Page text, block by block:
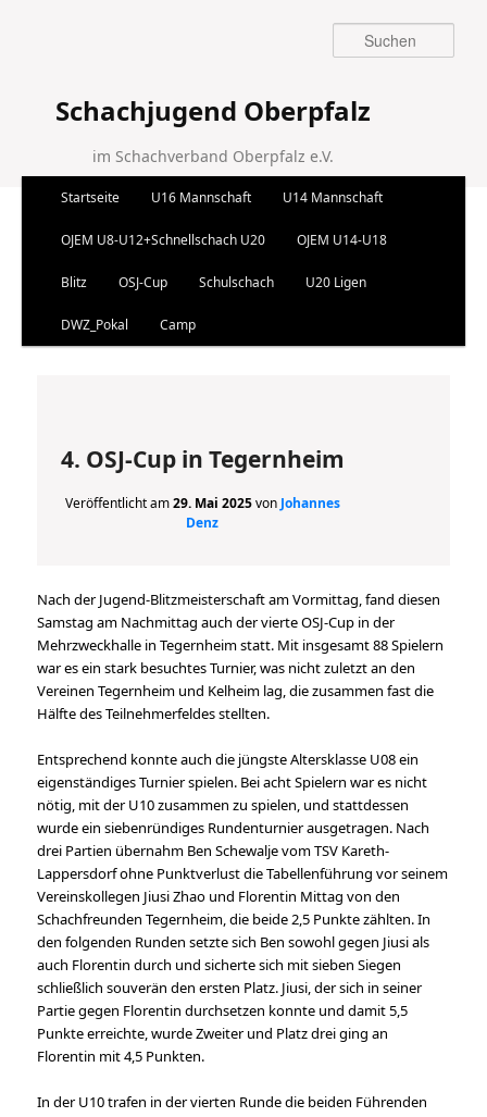
Schachjugend Oberpfalz
im Schachverband Oberpfalz e.V.
Suchen
Zum Inhalt wechseln
Zum sekundären Inhalt wechseln
Startseite U16 Mannschaft U14 Mannschaft
OJEM U8-U12+Schnellschach U20 OJEM U14-U18
Blitz OSJ-Cup Schulschach U20 Ligen
DWZ_Pokal Camp
4. OSJ-Cup in Tegernheim
Veröffentlicht am29. Mai 2025 von Johannes
Denz
Nach der Jugend-Blitzmeisterschaft am Vormittag, fand diesen
Samstag am Nachmittag auch der vierte OSJ-Cup in der
Mehrzweckhalle in Tegernheim statt. Mit insgesamt 88 Spielern
war es ein stark besuchtes Turnier, was nicht zuletzt an den
Vereinen Tegernheim und Kelheim lag, die zusammen fast die
Hälfte des Teilnehmerfeldes stellten.
Entsprechend konnte auch die jüngste Altersklasse U08 ein
eigenständiges Turnier spielen. Bei acht Spielern war es nicht
nötig, mit der U10 zusammen zu spielen, und stattdessen
wurde ein siebenründiges Rundenturnier ausgetragen. Nach
drei Partien übernahm Ben Schewalje vom TSV Kareth-
Lappersdorf ohne Punktverlust die Tabellenführung vor seinem
Vereinskollegen Jiusi Zhao und Florentin Mittag von den
Schachfreunden Tegernheim, die beide 2,5 Punkte zählten. In
den folgenden Runden setzte sich Ben sowohl gegen Jiusi als
auch Florentin durch und sicherte sich mit sieben Siegen
schließlich souverän den ersten Platz. Jiusi, der sich in seiner
Partie gegen Florentin durchsetzen konnte und damit 5,5
Punkte erreichte, wurde Zweiter und Platz drei ging an
Florentin mit 4,5 Punkten.
In der U10 trafen in der vierten Runde die beiden Führenden